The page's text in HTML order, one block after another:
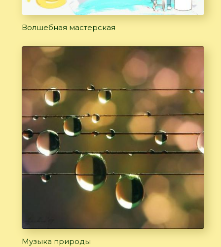
Волшебная мастерская
Музыка природы